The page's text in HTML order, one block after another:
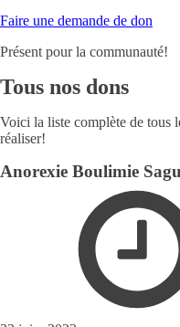
Faire une demande de don
Présent pour la communauté!
Tous nos dons
Voici la liste complète de tous
réaliser!
Anorexie Boulimie